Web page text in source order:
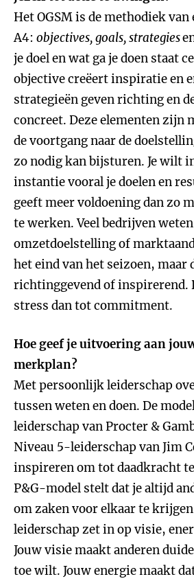
Het OGSM is de methodiek van
A4: objectives, goals, strategies
je doel en wat ga je doen staat
objective creëert inspiratie en
strategieën geven richting en
concreet. Deze elementen zijn
de voortgang naar de
zo nodig kan bijsturen. Je wilt
instantie vooral je doelen en
geeft meer voldoening dan zo
te werken. Veel bedrijven
omzetdoelstelling of
het eind van het seizoen, maar
richtinggevend of inspirerend.
stress dan tot commitment.
Hoe geef je uitvoering aan
merkplan?
Met persoonlijk leiderschap
tussen weten en doen. De
leiderschap van Procter &
Niveau 5-leiderschap van Jim
inspireren om tot daadkracht
P&G-model stelt dat je altijd
om zaken voor elkaar te
leiderschap zet in op visie,
Jouw visie maakt anderen
toe wilt. Jouw energie maakt